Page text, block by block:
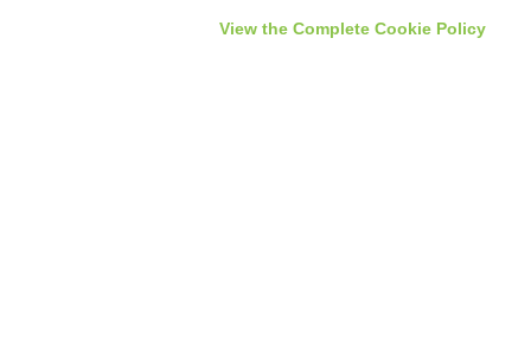
trabajan en movimiento. Multiplataforma para trabajar
View the Complete Cookie Policy